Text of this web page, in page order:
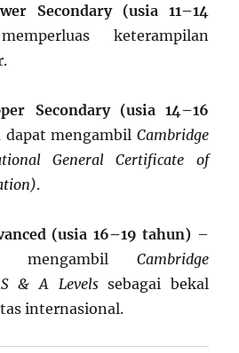
Secondary (usia 11–14
keterampilan
Secondary (usia 14–16
dapat mengambil Cambridge
General Certificate of
.
(usia 16–19 tahun) –
mengambil Cambridge
& A Levelssebagai bekal
internasional.